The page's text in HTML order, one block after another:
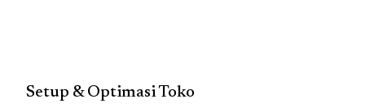
Setup & Optimasi Toko